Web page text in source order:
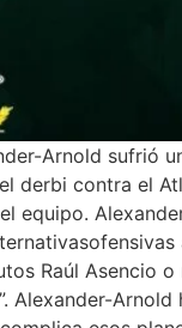
Arnold sufrió
derbi contra el
equipo.
Raúl Asencio o
Alexander-